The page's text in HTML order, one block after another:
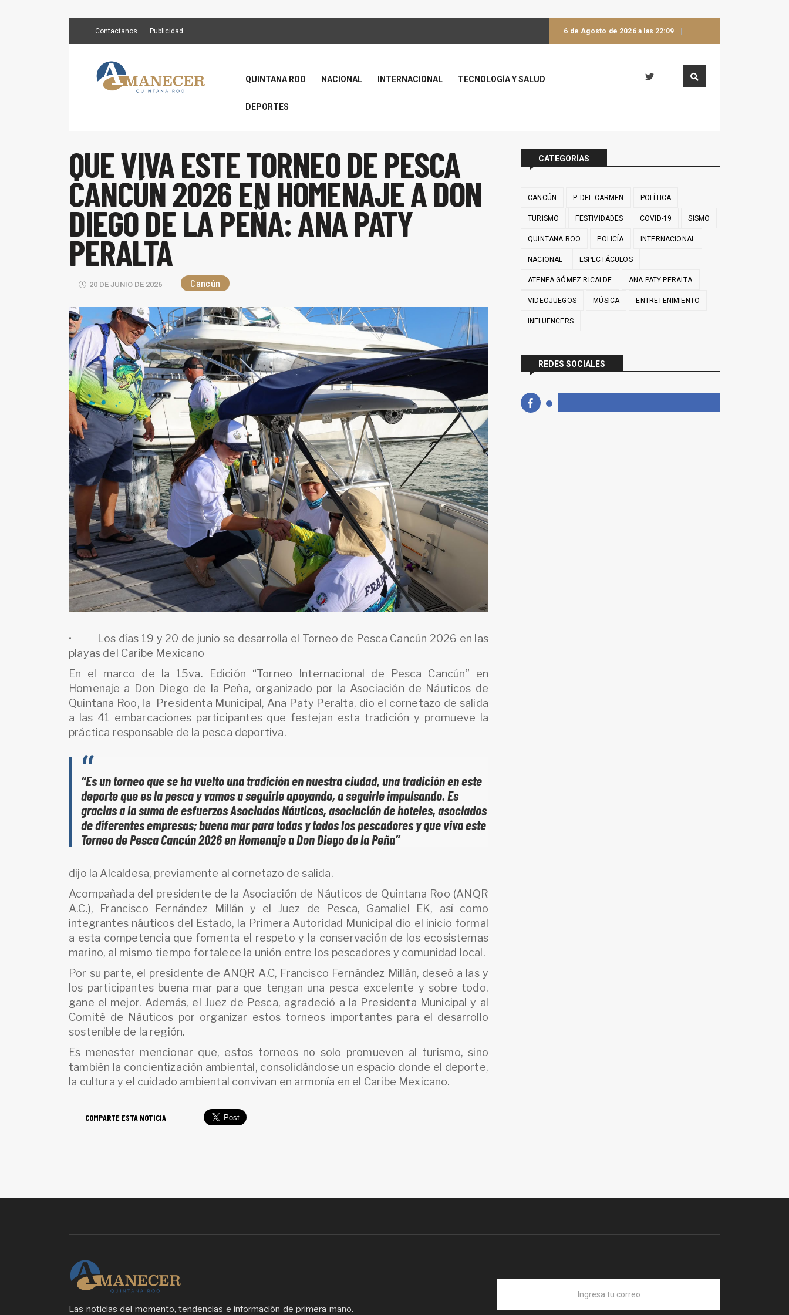
Contactanos Publicidad 6 de Agosto de 2026 a las 22:09
QUINTANA ROO NACIONAL INTERNACIONAL TECNOLOGÍA Y SALUD
DEPORTES
QUE VIVA ESTE TORNEO DE PESCA
CANCÚN 2026 EN HOMENAJE A DON
DIEGO DE LA PEÑA: ANA PATY
PERALTA
20 DE JUNIO DE 2026 Cancún
• Los días 19 y 20 de junio se desarrolla el Torneo de Pesca Cancún 2026 en las
playas del Caribe Mexicano
En el marco de la 15va. Edición “Torneo Internacional de Pesca Cancún” en
Homenaje a Don Diego de la Peña, organizado por la Asociación de Náuticos de
Quintana Roo, la Presidenta Municipal, Ana Paty Peralta, dio el cornetazo de salida
a las 41 embarcaciones participantes que festejan esta tradición y promueve la
práctica responsable de la pesca deportiva.
“Es un torneo que se ha vuelto una tradición en nuestra ciudad, una tradición en este
deporte que es la pesca y vamos a seguirle apoyando, a seguirle impulsando. Es
gracias a la suma de esfuerzos Asociados Náuticos, asociación de hoteles, asociados
de diferentes empresas; buena mar para todas y todos los pescadores y que viva este
Torneo de Pesca Cancún 2026 en Homenaje a Don Diego de la Peña”
dijo la Alcaldesa, previamente al cornetazo de salida.
Acompañada del presidente de la Asociación de Náuticos de Quintana Roo (ANQR
A.C.), Francisco Fernández Millán y el Juez de Pesca, Gamaliel EK, así como
integrantes náuticos del Estado, la Primera Autoridad Municipal dio el inicio formal
a esta competencia que fomenta el respeto y la conservación de los ecosistemas
marino, al mismo tiempo fortalece la unión entre los pescadores y comunidad local.
Por su parte, el presidente de ANQR A.C, Francisco Fernández Millán, deseó a las y
los participantes buena mar para que tengan una pesca excelente y sobre todo,
gane el mejor. Además, el Juez de Pesca, agradeció a la Presidenta Municipal y al
Comité de Náuticos por organizar estos torneos importantes para el desarrollo
sostenible de la región.
Es menester mencionar que, estos torneos no solo promueven al turismo, sino
también la concientización ambiental, consolidándose un espacio donde el deporte,
la cultura y el cuidado ambiental convivan en armonía en el Caribe Mexicano.
COMPARTE ESTA NOTICIA
CATEGORÍAS
CANCÚN P. DEL CARMEN POLÍTICA
TURISMO FESTIVIDADES COVID-19 SISMO
QUINTANA ROO POLICÍA INTERNACIONAL
NACIONAL ESPECTÁCULOS
ATENEA GÓMEZ RICALDE ANA PATY PERALTA
VIDEOJUEGOS MÚSICA ENTRETENIMIENTO
INFLUENCERS
REDES SOCIALES
Las noticias del momento, tendencias e información de primera mano.